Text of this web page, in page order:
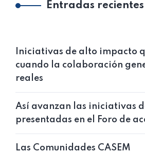
Entradas recientes
Iniciativas de alto impacto
cuando la colaboración
reales
Así avanzan las iniciativas
presentadas en el Foro de
Las Comunidades CASEM